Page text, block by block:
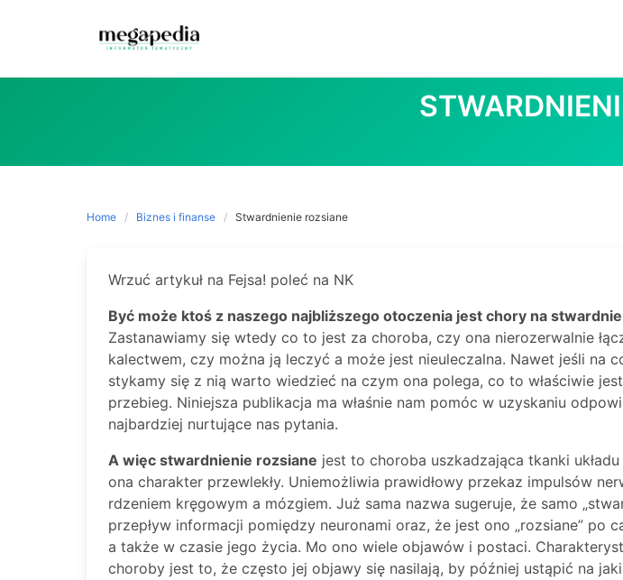
to
Home Biznes i finanse Stwardnienie rozsiane
Wrzuć artykuł na Fejsa! poleć na NK
Być może ktoś z naszego najbliższego otoczenia jest chory na
Zastanawiamy się wtedy co to jest za choroba, czy ona nierozerwalnie
kalectwem, czy można ją leczyć a może jest nieuleczalna. Nawet jeśli na
stykamy się z nią warto wiedzieć na czym ona polega, co to właściwie
przebieg. Niniejsza publikacja ma właśnie nam pomóc w uzyskaniu
najbardziej nurtujące nas pytania.
A więc stwardnienie rozsiane jest to choroba uszkadzająca tkanki
ona charakter przewlekły. Uniemożliwia prawidłowy przekaz impulsów
rdzeniem kręgowym a mózgiem. Już sama nazwa sugeruje, że samo
przepływ informacji pomiędzy neuronami oraz, że jest ono „rozsiane” po
a także w czasie jego życia. Mo ono wiele objawów i postaci.
choroby jest to, że często jej objawy się nasilają, by później ustąpić na